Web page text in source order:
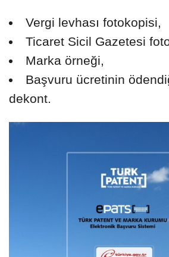
Vergi levhası fotokopisi,
Ticaret Sicil Gazetesi
Marka örneği,
Başvuru ücretinin
dekont.